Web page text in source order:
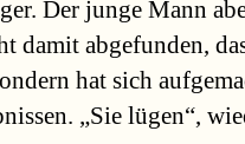
Der junge Mann
damit abgefunden,
hat sich
„Sie lügen“,